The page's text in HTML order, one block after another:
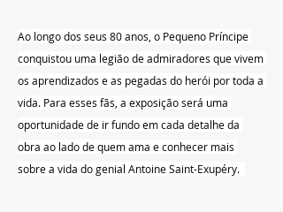
Ao longo dos seus 80 anos, o Pequeno Príncipe
conquistou uma legião de admiradores que vivem
os aprendizados e as pegadas do herói por toda a
vida. Para esses fãs, a exposição será uma
oportunidade de ir fundo em cada detalhe da
obra ao lado de quem ama e conhecer mais
sobre a vida do genial Antoine Saint-Exupéry.